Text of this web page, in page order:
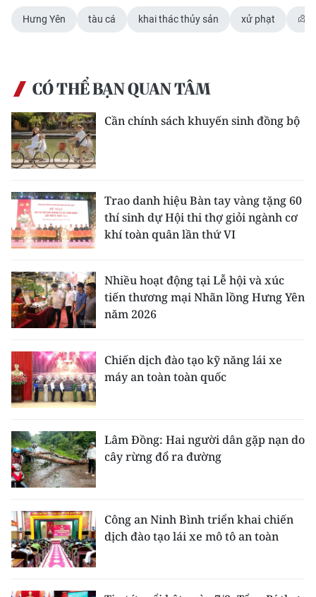
Hưng Yên tàu cá khai thác thủy sản xử phạt
CÓ THỂ BẠN QUAN TÂM
Cần chính sách khuyến sinh đồng bộ
Trao danh hiệu Bàn tay vàng tặng 60
thí sinh dự Hội thi thợ giỏi ngành cơ
khí toàn quân lần thứ VI
Nhiều hoạt động tại Lễ hội và xúc
tiến thương mại Nhãn lồng Hưng Yên
năm 2026
Chiến dịch đào tạo kỹ năng lái xe
máy an toàn toàn quốc
Lâm Đồng: Hai người dân gặp nạn do
cây rừng đổ ra đường
Công an Ninh Bình triển khai chiến
dịch đào tạo lái xe mô tô an toàn